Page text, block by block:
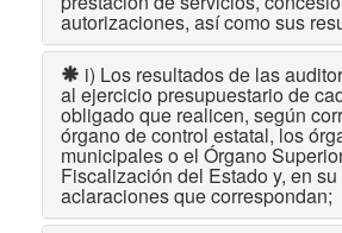
autorizaciones, así como sus
i) Los resultados de las
al ejercicio presupuestario de
obligado que realicen, según
órgano de control estatal, los
municipales o el Órgano
Fiscalización del Estado y, en
aclaraciones que correspondan;